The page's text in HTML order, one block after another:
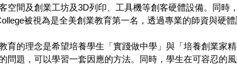
空間及創業工坊及3D列印、工具機等創客硬體設備。同時
被視為是全美創業教育第一名，透過專業的師資與硬
育的理念是希望培養學生「實踐做中學」與「培養創業家
問題，可以學習一套因應的方法。同時，學生在可容忍的